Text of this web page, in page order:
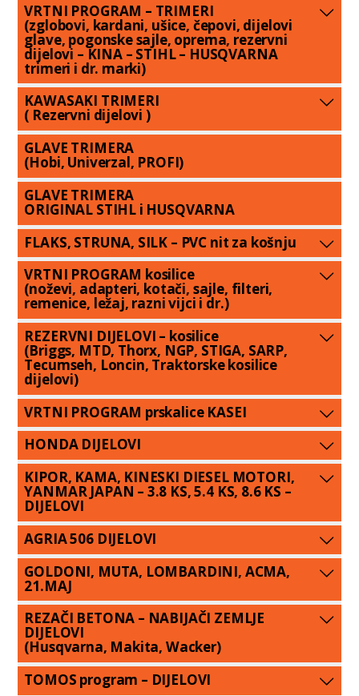
VRTNI PROGRAM – TRIMERI
(zglobovi, kardani, ušice, čepovi, dijelovi
glave, pogonske sajle, oprema, rezervni
dijelovi – KINA – STIHL – HUSQVARNA
trimeri i dr. marki)
KAWASAKI TRIMERI
( Rezervni dijelovi )
GLAVE TRIMERA
(Hobi, Univerzal, PROFI)
GLAVE TRIMERA
ORIGINAL STIHL i HUSQVARNA
FLAKS, STRUNA, SILK – PVC nit za košnju
VRTNI PROGRAM kosilice
(noževi, adapteri, kotači, sajle, filteri,
remenice, ležaj, razni vijci i dr.)
REZERVNI DIJELOVI – kosilice
(Briggs, MTD, Thorx, NGP, STIGA, SARP,
Tecumseh, Loncin, Traktorske kosilice
dijelovi)
VRTNI PROGRAM prskalice KASEI
HONDA DIJELOVI
KIPOR, KAMA, KINESKI DIESEL MOTORI,
YANMAR JAPAN – 3.8 KS, 5.4 KS, 8.6 KS –
DIJELOVI
AGRIA 506 DIJELOVI
GOLDONI, MUTA, LOMBARDINI, ACMA,
21.MAJ
REZAČI BETONA – NABIJAČI ZEMLJE
DIJELOVI
(Husqvarna, Makita, Wacker)
TOMOS program – DIJELOVI